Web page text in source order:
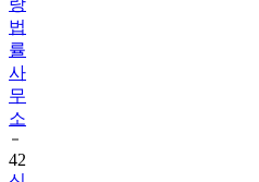
법
률
사
무
소
42